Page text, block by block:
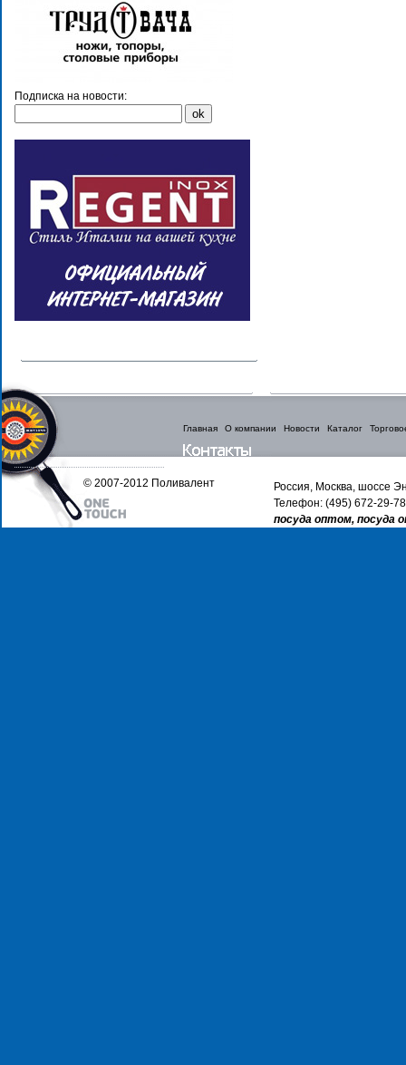
Подписка на новости:
Главная О компании Новости Каталог
Россия, Москва, шоссе
Телефон: (495) 672-29-
посуда оптом, посуда
© 2007-2012 Поливалент